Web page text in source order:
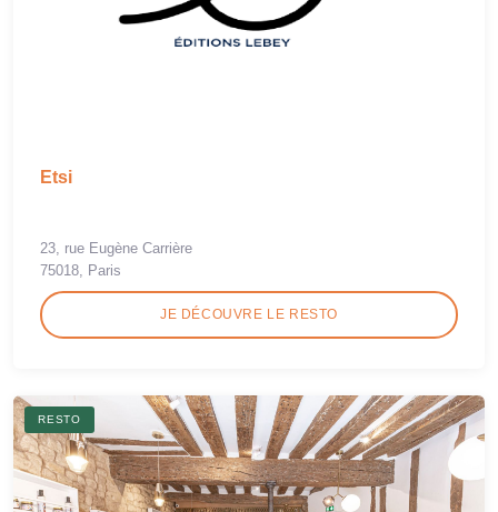
Etsi
23, rue Eugène Carrière
75018, Paris
JE DÉCOUVRE LE RESTO
RESTO